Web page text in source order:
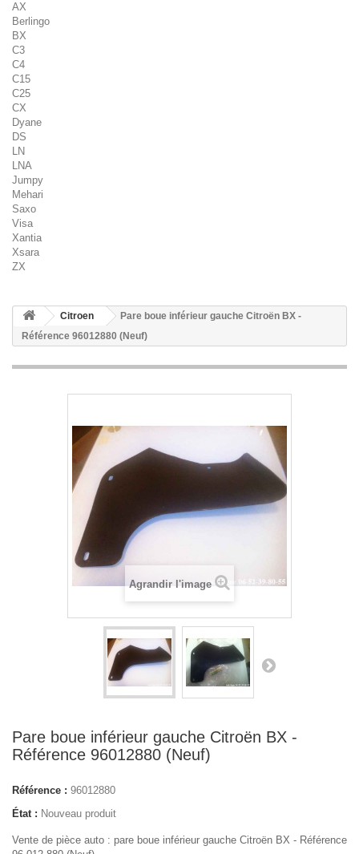
AX
Berlingo
BX
C3
C4
C15
C25
CX
Dyane
DS
LN
LNA
Jumpy
Mehari
Saxo
Visa
Xantia
Xsara
ZX
Citroen
Pare boue inférieur gauche Citroën BX -
Référence 96012880 (Neuf)
Agrandir l'image
Pare boue inférieur gauche Citroën BX -
Référence 96012880 (Neuf)
Référence : 96012880
État : Nouveau produit
Vente de pièce auto : pare boue inférieur gauche Citroën BX - Référence